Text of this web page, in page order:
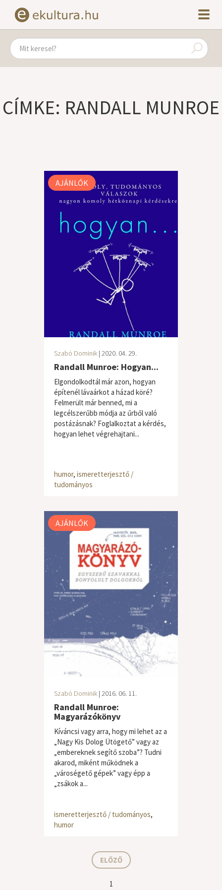
CÍMKE: RANDALL MUNROE
AJÁNLÓK
Szabó Dominik | 2020. 04. 29.
Randall Munroe: Hogyan...
Elgondolkodtál már azon, hogyan
építenél lávaárkot a házad köré?
Felmerült már benned, mi a
legcélszerűbb módja az űrből való
postázásnak? Foglalkoztat a kérdés,
hogyan lehet végrehajtani...
humor, ismeretterjesztő /
tudományos
AJÁNLÓK
Szabó Dominik | 2016. 06. 11.
Randall Munroe:
Magyarázókönyv
Kíváncsi vagy arra, hogy mi lehet az a
„Nagy Kis Dolog Ütögető” vagy az
„embereknek segítő szoba”? Tudni
akarod, miként működnek a
„városégető gépek” vagy épp a
„zsákok a...
ismeretterjesztő / tudományos,
humor
ELŐZŐ
1